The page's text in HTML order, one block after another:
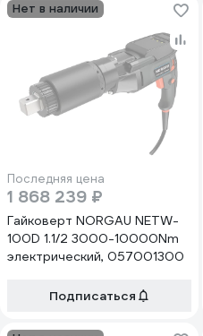
Нет в наличии
Последняя цена
1 868 239 ₽
Гайковерт NORGAU NETW-
100D 1.1/2 3000-10000Nm
электрический, 057001300
Подписаться